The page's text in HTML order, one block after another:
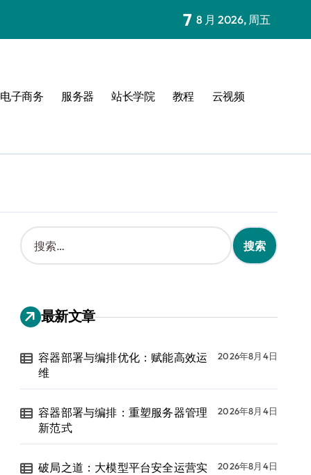
7 8 月 2026, 周五
电子商务 服务器 站长学院 教程 云视频
搜
索
：
最新文章
容器部署与编排优化：赋能高效运
维
2026年8月4日
容器部署与编排：重塑服务器管理
新范式
2026年8月4日
破局之道：大模型平台安全运营实
2026年8月4日